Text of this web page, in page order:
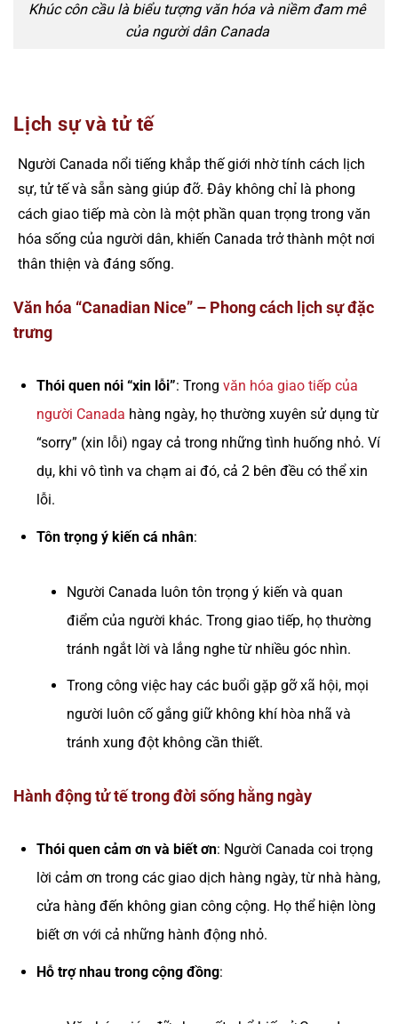
Khúc côn cầu là biểu tượng văn hóa và niềm đam mê
của người dân Canada
Lịch sự và tử tế
Người Canada nổi tiếng khắp thế giới nhờ tính cách lịch
sự, tử tế và sẵn sàng giúp đỡ. Đây không chỉ là phong
cách giao tiếp mà còn là một phần quan trọng trong văn
hóa sống của người dân, khiến Canada trở thành một nơi
thân thiện và đáng sống.
Văn hóa “Canadian Nice” – Phong cách lịch sự đặc
trưng
Thói quen nói “xin lỗi”: Trong văn hóa giao tiếp của
người Canada hàng ngày, họ thường xuyên sử dụng từ
“sorry” (xin lỗi) ngay cả trong những tình huống nhỏ. Ví
dụ, khi vô tình va chạm ai đó, cả 2 bên đều có thể xin
lỗi.
Tôn trọng ý kiến cá nhân:
Người Canada luôn tôn trọng ý kiến và quan
điểm của người khác. Trong giao tiếp, họ thường
tránh ngắt lời và lắng nghe từ nhiều góc nhìn.
Trong công việc hay các buổi gặp gỡ xã hội, mọi
người luôn cố gắng giữ không khí hòa nhã và
tránh xung đột không cần thiết.
Hành động tử tế trong đời sống hằng ngày
Thói quen cảm ơn và biết ơn: Người Canada coi trọng
lời cảm ơn trong các giao dịch hàng ngày, từ nhà hàng,
cửa hàng đến không gian công cộng. Họ thể hiện lòng
biết ơn với cả những hành động nhỏ.
Hỗ trợ nhau trong cộng đồng: